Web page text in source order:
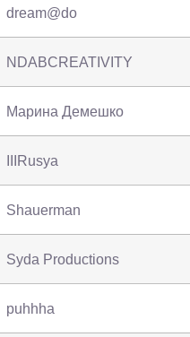
dream@do
NDABCREATIVITY
Марина Демешко
IIIRusya
Shauerman
Syda Productions
puhhha